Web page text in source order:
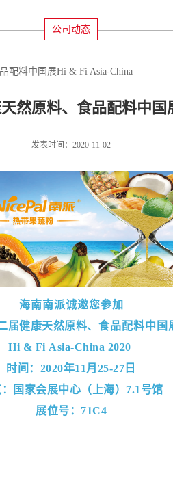
公司动态
配料中国展Hi & Fi Asia-China
然原料、食品配料中
发表时间：2020-11-02
海南南派诚邀您参加
届健康天然原料、 食品配料中国
Hi & Fi Asia-China 2020
时间：2020年11月25-27日
国家会展中心（上海）7.1号馆
展位号：71C4